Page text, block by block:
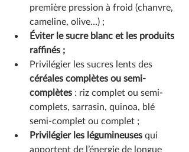
première pression à froid (chanvre,
cameline, olive…) ;
Éviter le sucre blanc et les produits
raffinés ;
Privilégier les sucres lents des
céréales complètes ou semi-
complètes : riz complet ou semi-
complets, sarrasin, quinoa, blé
semi-complet ou complet ;
Privilégier les légumineuses qui
apportent de l’énergie de longue